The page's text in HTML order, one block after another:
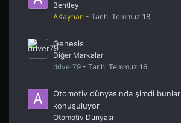
Bentley
AKayhan - Tarih: Temmuz 18
Genesis
Diğer Markalar
driver79 - Tarih: Temmuz 16
Otomotiv dünyasında şimdi bunlar
konuşuluyor
Otomotiv Dünyası